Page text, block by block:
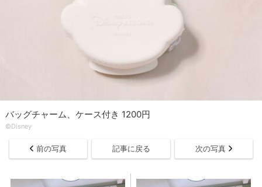
バッグチャーム、ケース付き 1200円
©Disney
前の写真 記事に戻る 次の写真